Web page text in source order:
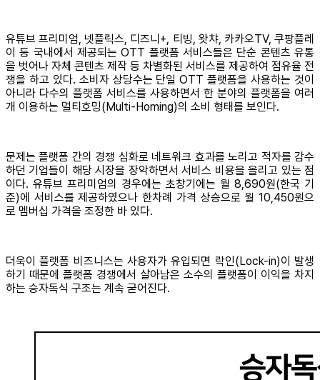
유튜브 프리미엄, 넷플릭스, 디즈니+, 티빙, 왓챠, 카카오TV, 쿠팡플레
이 등 국내에서 제공되는 OTT 플랫폼 서비스들은 단순 콘텐츠 유통
을 벗어나 자체 콘텐츠 제작 등 차별화된 서비스를 제공하여 점유율 전
쟁을 하고 있다. 소비자 상당수는 단일 OTT 플랫폼을 사용하는 것이
아니라 다수의 플랫폼 서비스를 사용하면서 한 분야의 플랫폼을 여러
개 이용하는 멀티호밍(Multi-Homing)의 소비 형태를 보인다.
문제는 플랫폼 간의 경쟁 심화로 네트워크 효과를 노리고 적자를 감수
하던 기업들이 해당 시장을 장악하면서 서비스 비용을 올리고 있는 점
이다. 유튜브 프리미엄의 경우에는 초창기에는 월 8,690원(한국 기
준)에 서비스를 제공하였으나 한차례 가격 상승으로 월 10,450원으
로 멤버십 가격을 조정한 바 있다.
더욱이 플랫폼 비즈니스는 사용자가 유입되면 락인(Lock-in)이 발생
하기 때문에 플랫폼 경쟁에서 살아남은 소수의 플랫폼이 이익을 차지
하는 승자독식 구조는 계속 굳어진다.